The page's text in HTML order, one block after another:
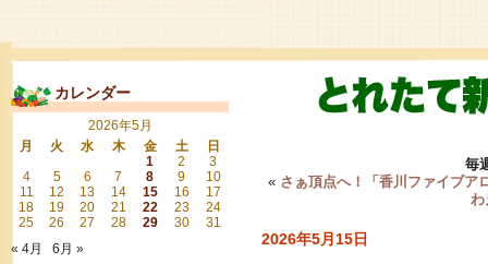
毎
« さぁ頂点へ！「香川ファイブア
わ
2026年5月15日
カレンダー
2026年5月
月
火 水 木 金 土
日
1
2
3
4
5 6 7 8 9
10
11
12 13 14 15 16
17
18
19 20 21 22 23
24
25
26 27 28 29 30
31
« 4月
6月 »